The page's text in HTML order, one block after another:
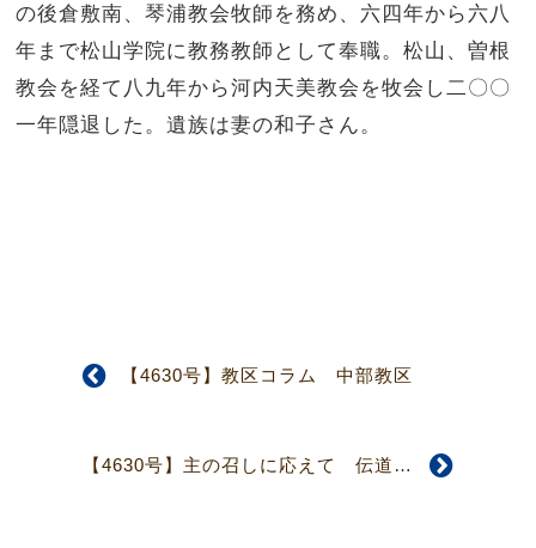
の後倉敷南、琴浦教会牧師を務め、六四年から六八
年まで松山学院に教務教師として奉職。松山、曽根
教会を経て八九年から河内天美教会を牧会し二〇〇
一年隠退した。遺族は妻の和子さん。
【4630号】教区コラム 中部教区
【4630号】主の召しに応えて 伝道のともしび